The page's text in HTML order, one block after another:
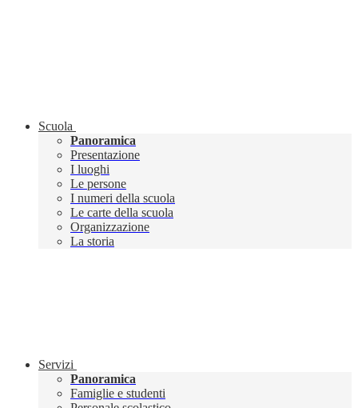
Scuola
Panoramica
Presentazione
I luoghi
Le persone
I numeri della scuola
Le carte della scuola
Organizzazione
La storia
Servizi
Panoramica
Famiglie e studenti